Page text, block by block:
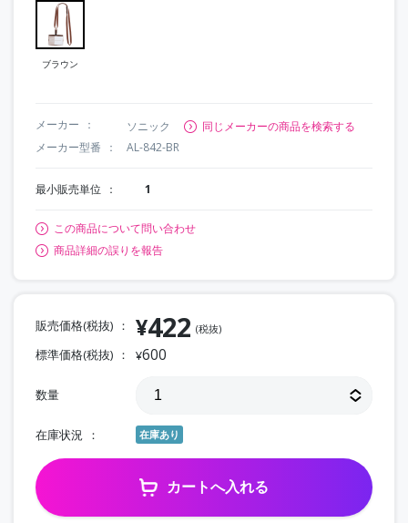
ブラウン
メーカー ソニック
同じメーカーの商品を検索する
メーカー型番
AL-842-BR
最小販売単位 1
この商品について問い合わせ
商品詳細の誤りを報告
販売価格(税抜) ¥422 (税抜)
標準価格(税抜) ¥600
数量
在庫状況 在庫あり
カートへ入れる